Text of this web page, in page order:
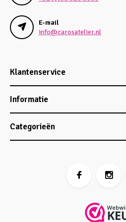
E-mail
info@carosatelier.nl
Klantenservice
Informatie
Categorieën